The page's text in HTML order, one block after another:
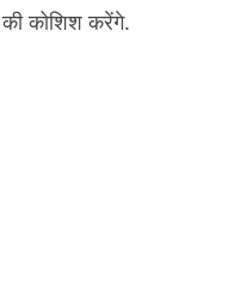
की कोशिश करेंगे.